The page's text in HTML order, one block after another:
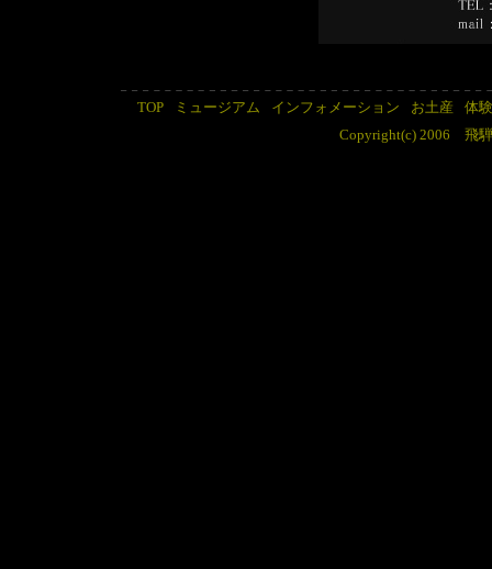
TOP ミュージアム インフォメーション お土産
体
Copyright(c) 2006 飛